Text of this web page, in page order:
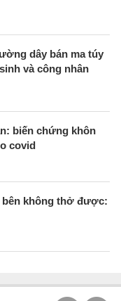
dây bán ma túy
và công nhân
biến chứng khôn
covid
bên không thở được: